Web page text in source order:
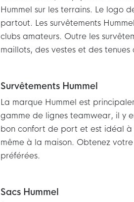
Hummel sur les terrains. Le logo
partout. Les survêtements
clubs amateurs. Outre les
maillots, des vestes et des tenues
Survêtements Hummel
La marque Hummel est
gamme de lignes teamwear, il y
bon confort de port et est idéal à
même à la maison. Obtenez
préférées.
Sacs Hummel